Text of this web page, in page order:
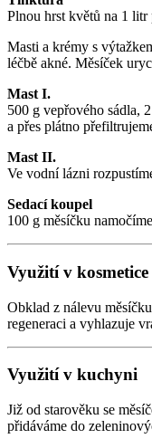
Plnou hrst květů na 1 litr
Masti a krémy s
léčbě akné. Měsíček
Mast I.
500 g vepřového sádla,
a přes plátno
Mast II.
Ve vodní lázni
Sedací koupel
100 g měsíčku
Využití v kosmetice
Obklad z nálevu
regeneraci a vyhlazuje
Využití v kuchyni
Již od starověku se
přidáváme do